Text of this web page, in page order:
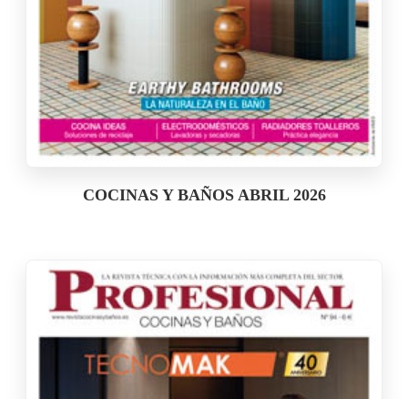
COCINAS Y BAÑOS ABRIL 2026